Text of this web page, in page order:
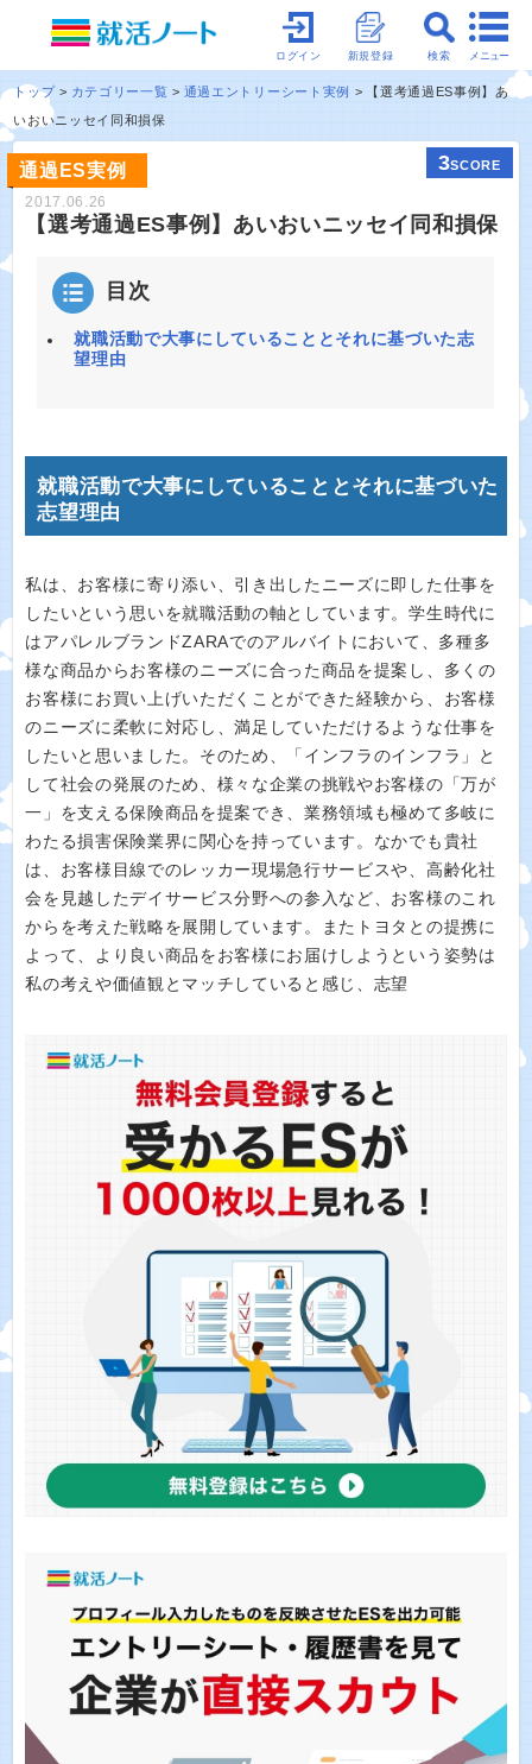
メニュー
検索
新規登録
ログイン
トップ カテゴリー一覧 通過エントリーシート実例
【選考通過ES事例】あ
いおいニッセイ同和損保
通過ES実例 3SCORE
2017.06.26
【選考通過ES事例】あいおいニッセイ同和損保
目次
就職活動で大事にしていることとそれに基づいた志
望理由
就職活動で大事にしていることとそれに基づいた
志望理由
私は、お客様に寄り添い、引き出したニーズに即した仕事を
したいという思いを就職活動の軸としています。学生時代に
はアパレルブランドZARAでのアルバイトにおいて、多種多
様な商品からお客様のニーズに合った商品を提案し、多くの
お客様にお買い上げいただくことができた経験から、お客様
のニーズに柔軟に対応し、満足していただけるような仕事を
したいと思いました。そのため、「インフラのインフラ」と
して社会の発展のため、様々な企業の挑戦やお客様の「万が
一」を支える保険商品を提案でき、業務領域も極めて多岐に
わたる損害保険業界に関心を持っています。なかでも貴社
は、お客様目線でのレッカー現場急行サービスや、高齢化社
会を見越したデイサービス分野への参入など、お客様のこれ
からを考えた戦略を展開しています。またトヨタとの提携に
よって、より良い商品をお客様にお届けしようという姿勢は
私の考えや価値観とマッチしていると感じ、志望